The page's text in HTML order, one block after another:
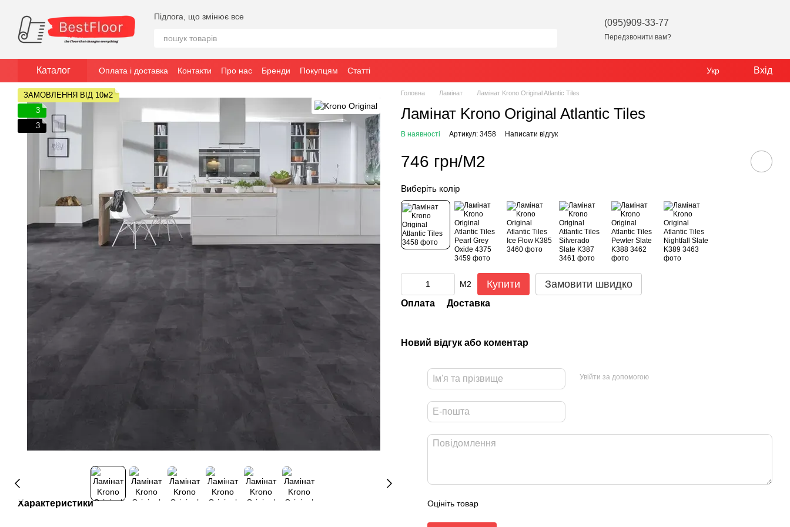
Підлога, що змінює все
(095)909-33-77
Передзвонити вам?
Каталог Оплата і доставка Контакти Про нас Бренди Покупцям Статті Укр Вхід
ЗАМОВЛЕННЯ ВІД 10м2
3
3
Характеристики
Головна Ламінат Ламінат Krono Original Atlantic Tiles
Ламінат Krono Original Atlantic Tiles
В наявності Артикул: 3458 Написати відгук
746 грн/М2
Виберіть колір
М2 Купити Замовити швидко
Оплата Доставка
Новий відгук або коментар
Увійти за допомогою
Оцініть товар